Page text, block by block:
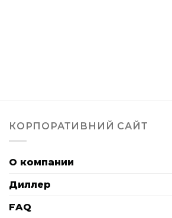
КОРПОРАТИВНИЙ САЙТ
О компании
Диллер
FAQ